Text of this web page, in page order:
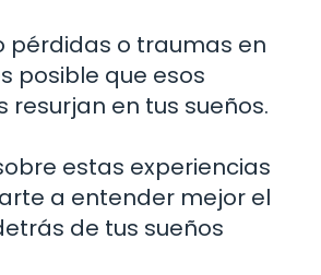
pérdidas o traumas en
posible que esos
resurjan en tus sueños.
estas experiencias
a entender mejor el
de tus sueños